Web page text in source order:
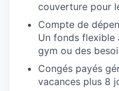
couverture pour
Compte de
Un fonds flexible
gym ou des
Congés payés
vacances plus 8